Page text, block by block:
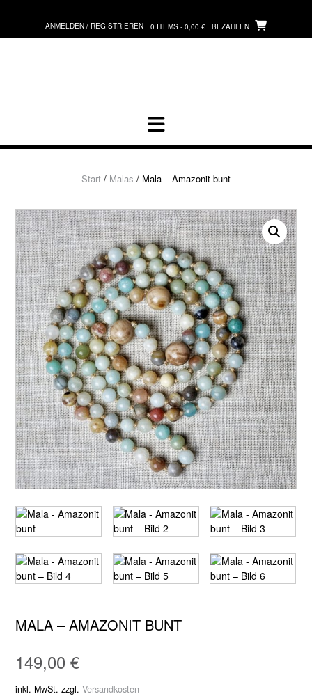
springen
ANMELDEN / REGISTRIEREN 0 ITEMS - 0,00 € BEZAHLEN
Start / Malas / Mala – Amazonit bunt
MALA – AMAZONIT BUNT
149,00 €
inkl. MwSt. zzgl. Versandkosten